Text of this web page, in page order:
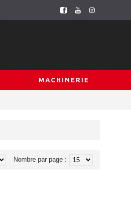
MACHINERIE
Nombre par page :